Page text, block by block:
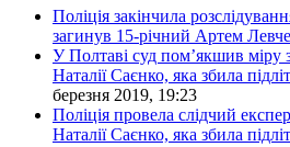
Поліція закінчила
загинув 15-річний Артем
У Полтаві суд пом’якшив міру
Наталії Саєнко, яка збила
березня 2019, 19:23
Поліція провела слідчий
Наталії Саєнко, яка збила